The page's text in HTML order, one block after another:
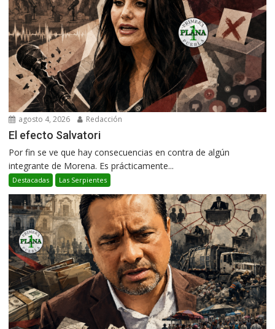
agosto 4, 2026 Redacción
El efecto Salvatori
Por fin se ve que hay consecuencias en contra de algún
integrante de Morena. Es prácticamente...
Destacadas Las Serpientes